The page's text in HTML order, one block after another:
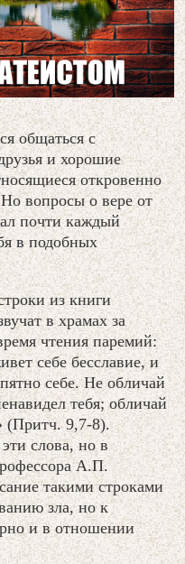
общаться с
и хорошие
откровенно
вопросы о вере от
почти каждый
в подобных
из книги
в храмах за
чтения паремий:
себе бесславие, и
себе. Не обличай
тебя; обличай
(Притч. 9,7-8).
слова, но в
А.П.
такими строками
зла, но к
и в отношении